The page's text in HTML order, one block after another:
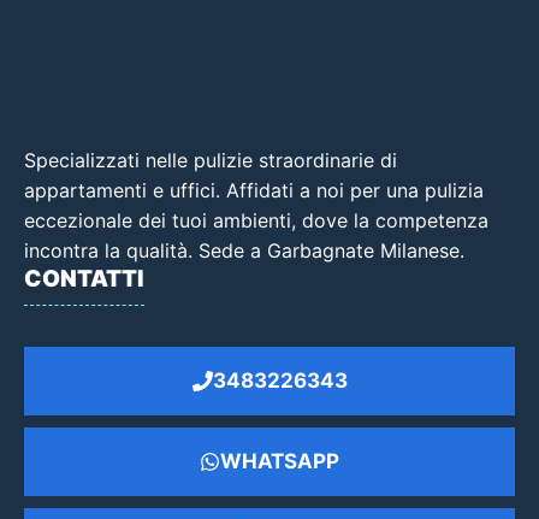
Specializzati nelle pulizie straordinarie di
appartamenti e uffici. Affidati a noi per una pulizia
eccezionale dei tuoi ambienti, dove la competenza
incontra la qualità. Sede a Garbagnate Milanese.
CONTATTI
3483226343
WHATSAPP